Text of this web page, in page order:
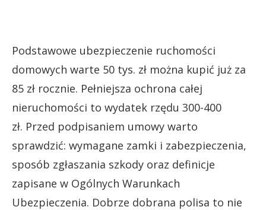
Podstawowe ubezpieczenie ruchomości
domowych warte 50 tys. zł można kupić już za
85 zł rocznie. Pełniejsza ochrona całej
nieruchomości to wydatek rzędu 300-400
zł. Przed podpisaniem umowy warto
sprawdzić: wymagane zamki i zabezpieczenia,
sposób zgłaszania szkody oraz definicje
zapisane w Ogólnych Warunkach
Ubezpieczenia. Dobrze dobrana polisa to nie